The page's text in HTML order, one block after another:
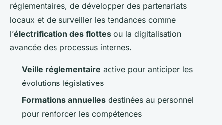
réglementaires, de développer des partenariats
locaux et de surveiller les tendances comme
l’électrification des flottes ou la digitalisation
avancée des processus internes.
Veille réglementaire active pour anticiper les
évolutions législatives
Formations annuelles destinées au personnel
pour renforcer les compétences